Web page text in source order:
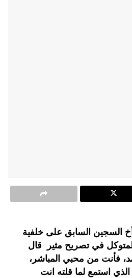
السجين السابق على خلفية
في تصريح مثير قال
فأنت من محبي المباشر،
استمع لما قلته انت